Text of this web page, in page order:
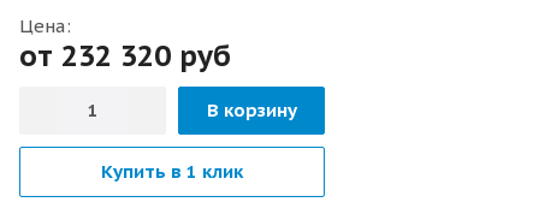
Цена:
от 232 320 руб
В корзину
Купить в 1 клик